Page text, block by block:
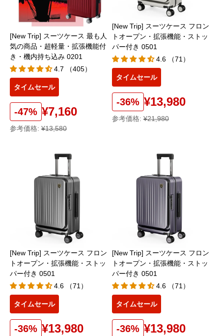
[New Trip] スーツケース 最も人
気の商品・超軽量・拡張機能付
き・機内持ち込み 0201
4.7 （405）
タイムセール
-47% ¥7,160
参考価格: ¥13,580
[New Trip] スーツケース フロン
トオープン・拡張機能・ストッ
パー付き 0501
4.6 （71）
タイムセール
-36% ¥13,980
参考価格: ¥21,980
[New Trip] スーツケース フロン
トオープン・拡張機能・ストッ
パー付き 0501
4.6 （71）
タイムセール
-36% ¥13,980
[New Trip] スーツケース フロン
トオープン・拡張機能・ストッ
パー付き 0501
4.6 （71）
タイムセール
-36% ¥13,980